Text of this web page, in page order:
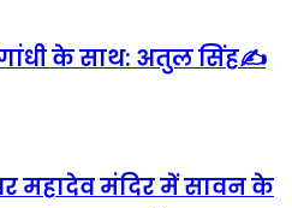
के साथ: अतुल सिंह✍️
महादेव मंदिर में सावन के